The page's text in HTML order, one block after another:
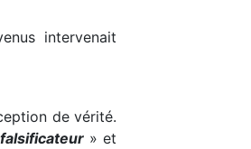
intervenait
de vérité.
falsificateur » et